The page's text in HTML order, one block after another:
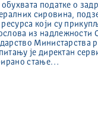
обухвата податке о
сировина,
који су
из надлежности
Министарства
је директан
стање…